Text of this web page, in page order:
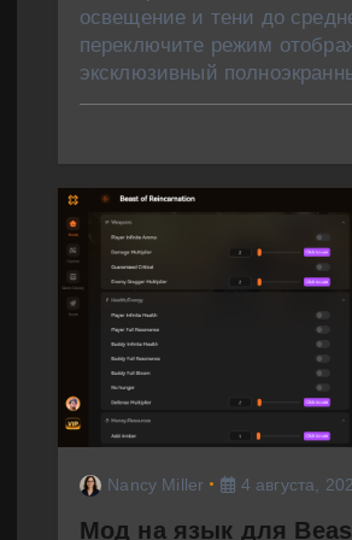
освещение и тени до
переключите режим
эксклюзивный
Nancy Miller 4 августа,
Мод на язык для